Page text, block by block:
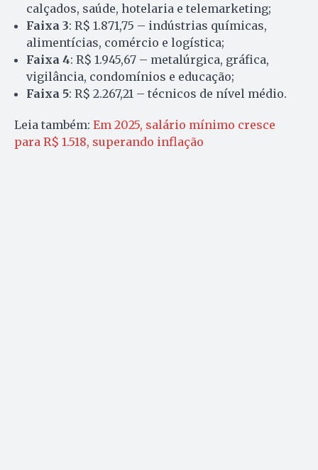
calçados, saúde, hotelaria e telemarketing;
Faixa 3: R$ 1.871,75 – indústrias químicas,
alimentícias, comércio e logística;
Faixa 4: R$ 1.945,67 – metalúrgica, gráfica,
vigilância, condomínios e educação;
Faixa 5: R$ 2.267,21 – técnicos de nível médio.
Leia também: Em 2025, salário mínimo cresce
para R$ 1.518, superando inflação